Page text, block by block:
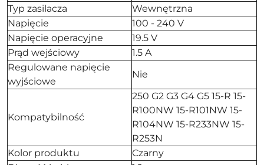
Typ zasilacza
Wewnętrzna
Napięcie
100 - 240 V
Napięcie operacyjne
19.5 V
Prąd wejściowy
1.5 A
Regulowane napięcie
wyjściowe
Nie
Kompatybilność
250 G2 G3 G4 G5 15-R 15-
R100NW 15-R101NW 15-
R104NW 15-R233NW 15-
R253N
Kolor produktu
Czarny